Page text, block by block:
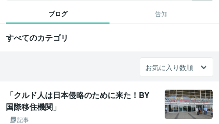
ブログ 告知
すべてのカテゴリ
「クルド人は日本侵略のために来た！BY
国際移住機関」
記事